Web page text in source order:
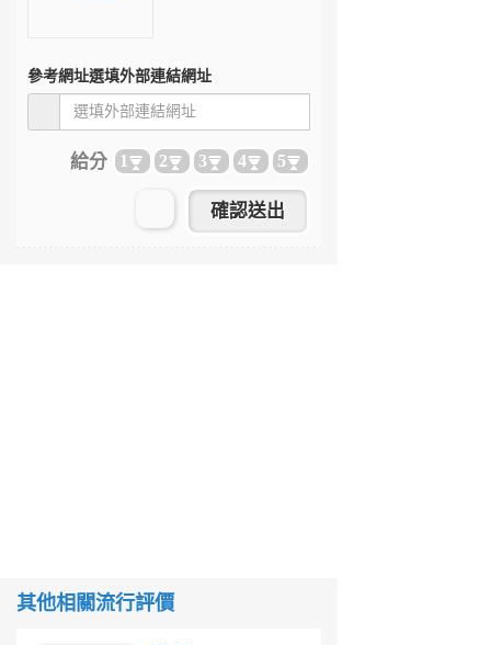
參考網址選填外部連結網址
給分 1 2 3 4 5
其他相關流行評價